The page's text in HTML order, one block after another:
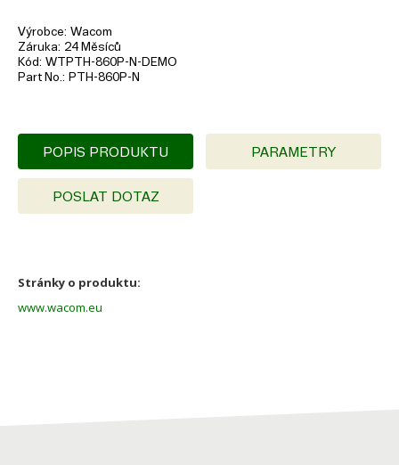
Výrobce Wacom
Záruka 24 Měsíců
Kód WTPTH-860P-N-DEMO
Part No.
PTH-860P-N
POPIS PRODUKTU PARAMETRY
POSLAT DOTAZ
Stránky o produktu:
www.wacom.eu